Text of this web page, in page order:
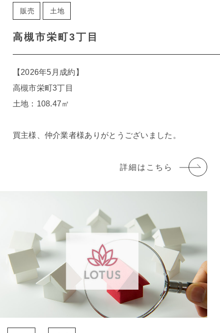
販売 土地
高槻市栄町3丁目
【2026年5月成約】
高槻市栄町3丁目
土地：108.47㎡
買主様、仲介業者様ありがとうございました。
詳細はこちら